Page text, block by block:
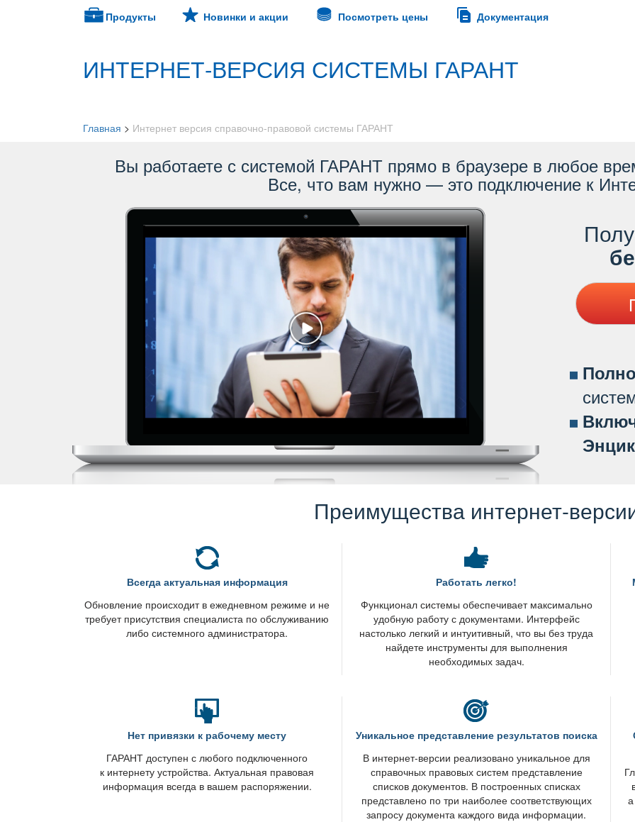
Продукты Новинки и акции Посмотреть цены Документация
ИНТЕРНЕТ-ВЕРСИЯ СИСТЕМЫ ГАРАНТ
Главная > Интернет версия справочно-правовой системы ГАРАНТ
ы работаете с системой ГАРАНТ прямо в браузере в любое
се, что вам нужно — это подключение к
Преимущества интернет-
сегда актуальная информация
Обновление происходит в ежедневном режиме и не
требует присутствия специалиста по обслуживанию
либо системного администратора.
Работать легко!
Функционал системы обеспечивает максимально
удобную работу с документами. Интерфейс
настолько легкий и интуитивный, что вы без труда
найдете инструменты для выполнения
необходимых задач.
Нет привязки к рабочему месту
ГАРАНТ доступен с любого подключенного
к интернету устройства. Актуальная правовая
информация всегда в вашем распоряжении.
Уникальное представление результатов поиска
интернет-версии реализовано уникальное для
справочных правовых систем представление
списков документов. В построенных списках
представлено по три наиболее соответствующих
запросу документа каждого вида информации.